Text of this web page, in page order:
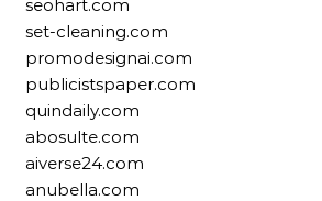
seohart.com
set-cleaning.com
promodesignai.com
publicistspaper.com
quindaily.com
abosulte.com
aiverse24.com
anubella.com